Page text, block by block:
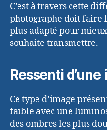
C’est à travers cette
photographe doit faire
plus adapté pour
souhaite transmettre.
Ressenti
Ce type d’image
faible avec une
des ombres les plus